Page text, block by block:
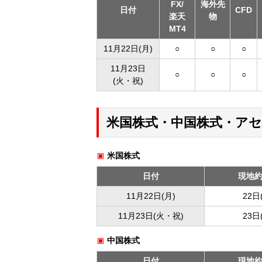
日付
FX/
楽天
MT4
海外先
物
CFD
11月22日(月) ○ ○ ○
11月23日
(火・祝)
○ ○ ○
米国株式・中国株式・ア
米国株式
日付 現地
11月22日(月) 22
11月23日(火・祝) 23
中国株式